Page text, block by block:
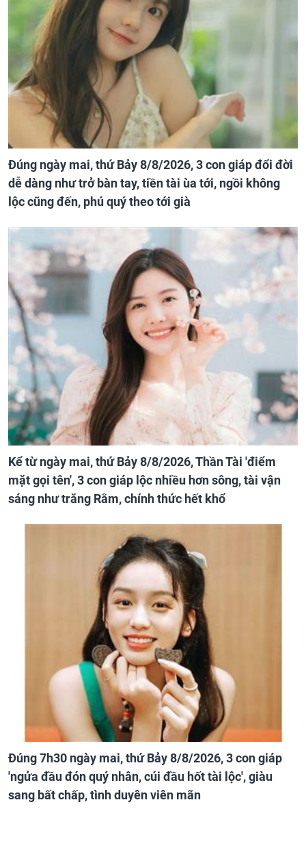
Đúng ngày mai, thứ Bảy 8/8/2026, 3 con giáp đổi đời
dễ dàng như trở bàn tay, tiền tài ùa tới, ngồi không
lộc cũng đến, phú quý theo tới già
Kể từ ngày mai, thứ Bảy 8/8/2026, Thần Tài 'điểm
mặt gọi tên', 3 con giáp lộc nhiều hơn sông, tài vận
sáng như trăng Rằm, chính thức hết khổ
Đúng 7h30 ngày mai, thứ Bảy 8/8/2026, 3 con giáp
'ngửa đầu đón quý nhân, cúi đầu hốt tài lộc', giàu
sang bất chấp, tình duyên viên mãn